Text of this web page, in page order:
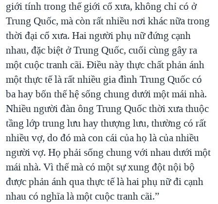
giới tính trong thế giới cổ xưa, không chỉ có ở
Trung Quốc, mà còn rất nhiều nơi khác nữa trong
thời đại cổ xưa. Hai người phụ nữ đứng cạnh
nhau, đặc biệt ở Trung Quốc, cuối cùng gây ra
một cuộc tranh cãi. Điều này thực chất phản ánh
một thực tế là rất nhiều gia đình Trung Quốc có
ba hay bốn thế hệ sống chung dưới một mái nhà.
Nhiều người đàn ông Trung Quốc thời xưa thuộc
tầng lớp trung lưu hay thượng lưu, thường có rất
nhiều vợ, do đó mà con cái của họ là của nhiều
người vợ. Họ phải sống chung với nhau dưới một
mái nhà. Vì thế mà có một sự xung đột nội bộ
được phản ánh qua thực tế là hai phụ nữ đi cạnh
nhau có nghĩa là một cuộc tranh cãi.”